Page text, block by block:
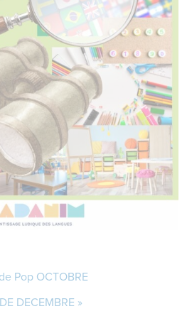
Pop OCTOBRE
DECEMBRE